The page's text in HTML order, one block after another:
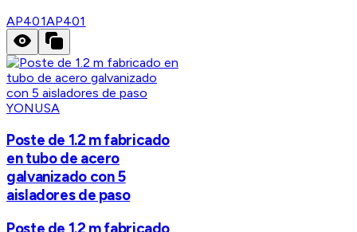
AP401AP401
YONUSA
Poste de 1.2 m fabricado
en tubo de acero
galvanizado con 5
aisladores de paso